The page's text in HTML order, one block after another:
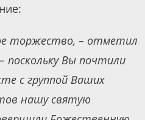
торжество, – отметил
Вы почтили
с группой Ваших
нашу святую